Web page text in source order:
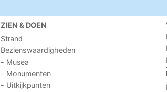
ZIEN & DOEN
Strand
Bezienswaardigheden
- Musea
- Monumenten
- Uitkijkpunten